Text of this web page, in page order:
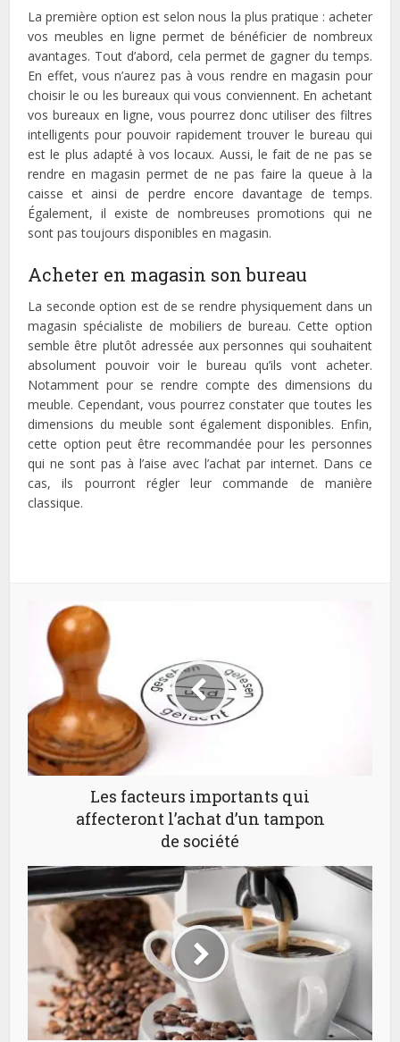
La première option est selon nous la plus pratique : acheter
vos meubles en ligne permet de bénéficier de nombreux
avantages. Tout d’abord, cela permet de gagner du temps.
En effet, vous n’aurez pas à vous rendre en magasin pour
choisir le ou les bureaux qui vous conviennent. En achetant
vos bureaux en ligne, vous pourrez donc utiliser des filtres
intelligents pour pouvoir rapidement trouver le bureau qui
est le plus adapté à vos locaux. Aussi, le fait de ne pas se
rendre en magasin permet de ne pas faire la queue à la
caisse et ainsi de perdre encore davantage de temps.
Également, il existe de nombreuses promotions qui ne
sont pas toujours disponibles en magasin.
Acheter en magasin son bureau
La seconde option est de se rendre physiquement dans un
magasin spécialiste de mobiliers de bureau. Cette option
semble être plutôt adressée aux personnes qui souhaitent
absolument pouvoir voir le bureau qu’ils vont acheter.
Notamment pour se rendre compte des dimensions du
meuble. Cependant, vous pourrez constater que toutes les
dimensions du meuble sont également disponibles. Enfin,
cette option peut être recommandée pour les personnes
qui ne sont pas à l’aise avec l’achat par internet. Dans ce
cas, ils pourront régler leur commande de manière
classique.
Les facteurs importants qui
affecteront l’achat d’un tampon
de société